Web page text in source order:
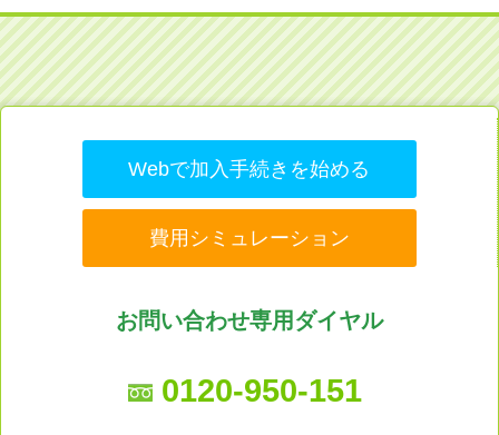
Webで加入手続きを始める
費用シミュレーション
お問い合わせ専用ダイヤル
0120-950-151